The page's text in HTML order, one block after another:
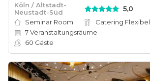
Köln / Altstadt-
Neustadt-Süd
5,0
Seminar Room
Catering Flexibel
7Veranstaltungsräume
60 Gäste